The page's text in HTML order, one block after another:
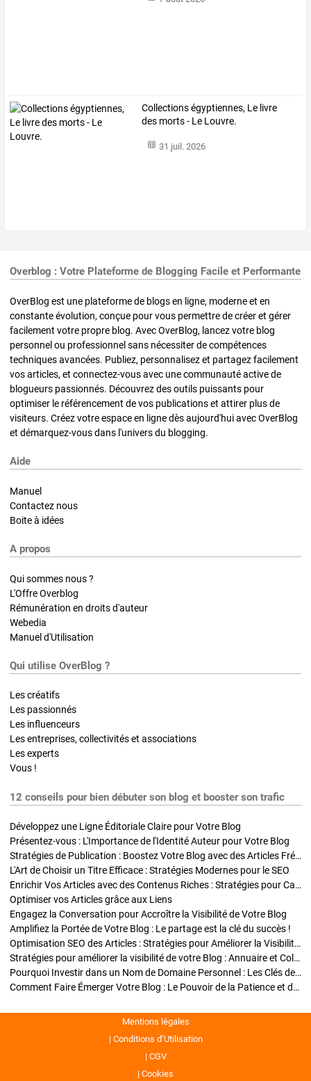
Collections égyptiennes, Le livre
des morts - Le Louvre.
31 juil. 2026
Overblog : Votre Plateforme de Blogging Facile et Performante
OverBlog est une plateforme de blogs en ligne, moderne et en
constante évolution, conçue pour vous permettre de créer et gérer
facilement votre propre blog. Avec OverBlog, lancez votre blog
personnel ou professionnel sans nécessiter de compétences
techniques avancées. Publiez, personnalisez et partagez facilement
vos articles, et connectez-vous avec une communauté active de
blogueurs passionnés. Découvrez des outils puissants pour
optimiser le référencement de vos publications et attirer plus de
visiteurs. Créez votre espace en ligne dès aujourd'hui avec OverBlog
et démarquez-vous dans l'univers du blogging.
Aide
Manuel
Contactez nous
Boite à idées
A propos
Qui sommes nous ?
L'Offre Overblog
Rémunération en droits d'auteur
Webedia
Manuel d'Utilisation
Qui utilise OverBlog ?
Les créatifs
Les passionnés
Les influenceurs
Les entreprises, collectivités et associations
Les experts
Vous !
12 conseils pour bien débuter son blog et booster son trafic
Développez une Ligne Éditoriale Claire pour Votre Blog
Présentez-vous : L'Importance de l'Identité Auteur pour Votre Blog
Stratégies de Publication : Boostez Votre Blog avec des Articles Fréquents et Exclusifs
L'Art de Choisir un Titre Efficace : Stratégies Modernes pour le SEO
Enrichir Vos Articles avec des Contenus Riches : Stratégies pour Captiver et Optimiser
Optimiser vos Articles grâce aux Liens
Engagez la Conversation pour Accroître la Visibilité de Votre Blog
Amplifiez la Portée de Votre Blog : Le partage est la clé du succès !
Optimisation SEO des Articles : Stratégies pour Améliorer la Visibilité de Votre Blog
Stratégies pour améliorer la visibilité de votre Blog : Annuaire et Collaborations
Pourquoi Investir dans un Nom de Domaine Personnel : Les Clés de la Réussite de Votre Blog
Comment Faire Émerger Votre Blog : Le Pouvoir de la Patience et de la Persévérance
Mentions légales
Conditions d’Utilisation
CGV
Cookies